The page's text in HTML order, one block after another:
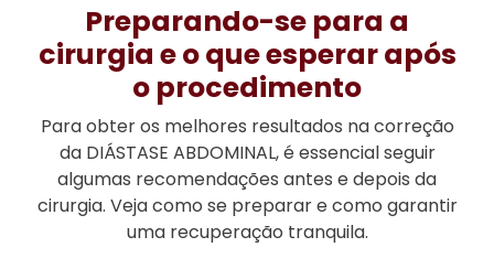
Preparando-se para a
cirurgia e o que esperar após
o procedimento
Para obter os melhores resultados na correção
da DIÁSTASE ABDOMINAL, é essencial seguir
algumas recomendações antes e depois da
cirurgia. Veja como se preparar e como garantir
uma recuperação tranquila.